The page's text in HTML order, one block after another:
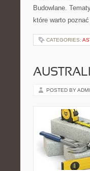
Budowlane.
które warto
CATEGORIES:
POSTED BY